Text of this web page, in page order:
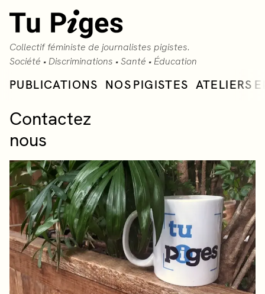
Aller au contenu principal
Collectif féministe de journalistes pigistes.
Société • Discriminations • Santé • Éducation
PUBLICATIONS NOS PIGISTES ATELIERS
Contactez
nous